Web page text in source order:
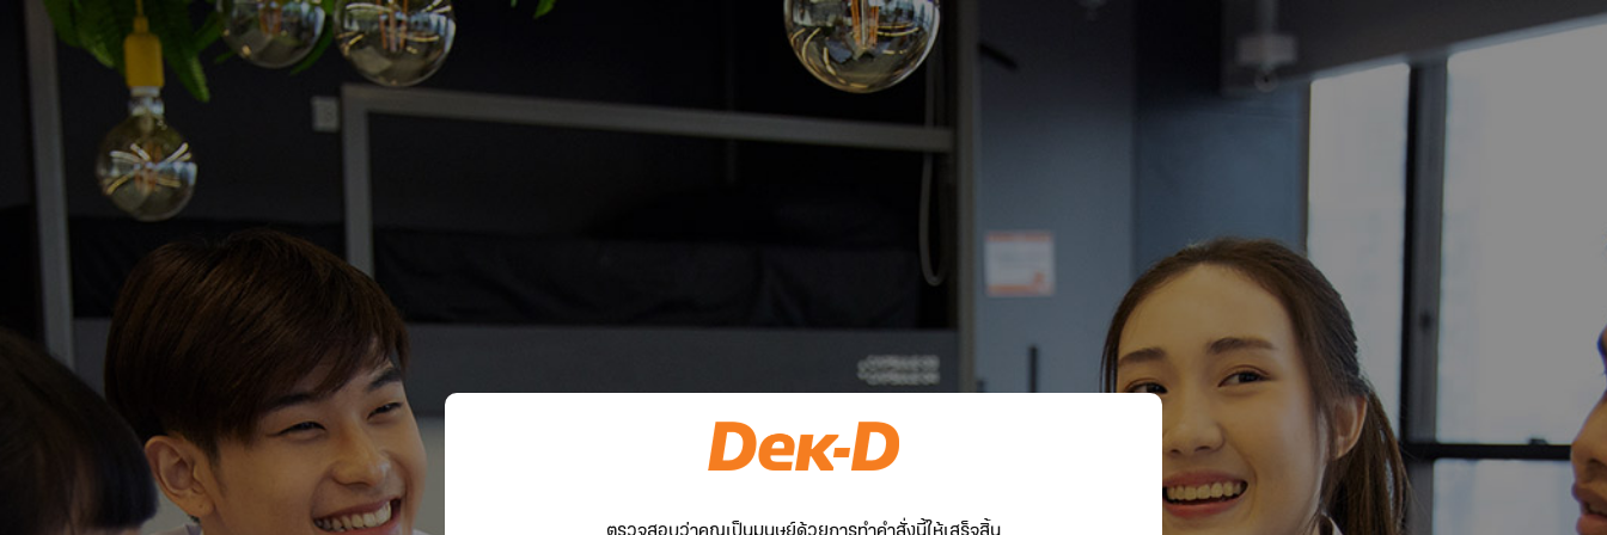
ตรวจสอบว่าคุณเป็นมนุษย์ด้วยการทำคำสั่งนี้ให้เสร็จสิ้น